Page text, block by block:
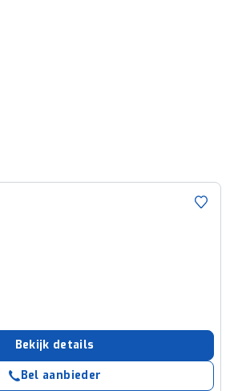
Bekijk details
Bel aanbieder